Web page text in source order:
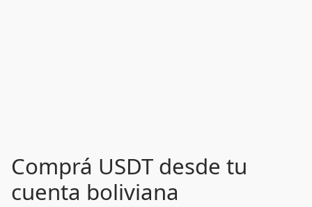
Comprá USDT desde tu
cuenta boliviana